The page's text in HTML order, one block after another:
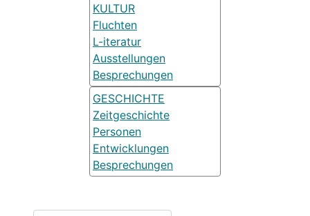
KULTUR
Fluchten
L-iteratur
Ausstellungen
Besprechungen
GESCHICHTE
Zeitgeschichte
Personen
Entwicklungen
Besprechungen